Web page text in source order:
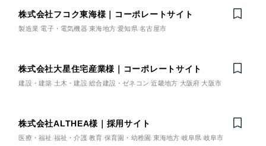
株式会社フコク東海様｜コーポレートサイト
製造業 電子・電気機器 東海地方 愛知県 名古屋市
株式会社大星住宅産業様｜コーポレートサイト
建設・建築 土木・建設 総合建設・ゼネコン 近畿地方 大阪府 大阪市
株式会社ALTHEA様｜採用サイト
医療・福祉 福祉・介護 教育 保育園・幼稚園 東海地方 岐阜県 岐阜市